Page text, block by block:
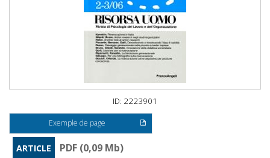
ID: 2223901
Exemple de page
ARTICLE
PDF (0,09 Mb)